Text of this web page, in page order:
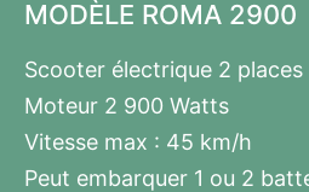
MODÈLE ROMA 2900
Scooter électrique 2
Moteur 2 900 Watts
Vitesse max : 45 km/h
Peut embarquer 1 ou 2